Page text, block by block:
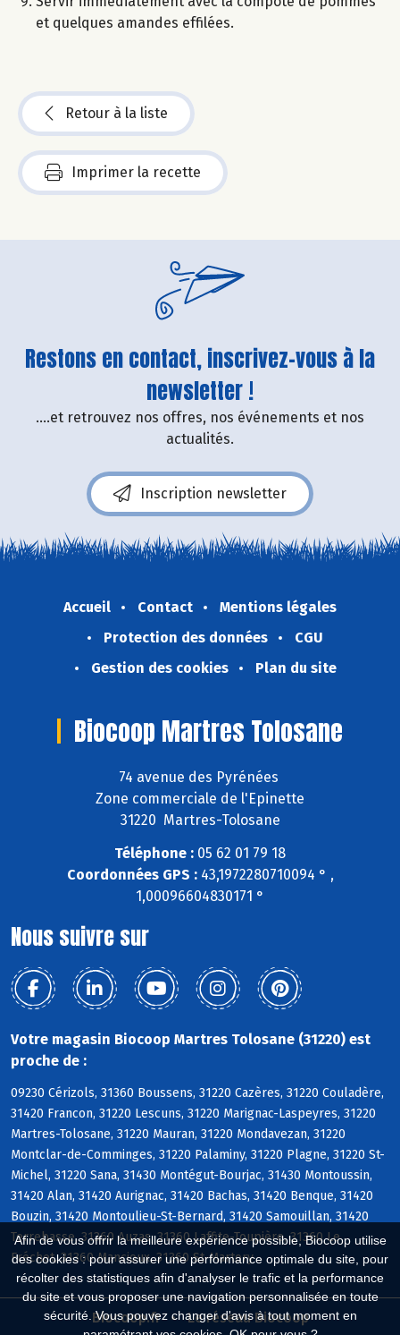
Afin de vous offrir la meilleure expérience possible, Biocoop utilise
des cookies : pour assurer une performance optimale du site, pour
récolter des statistiques afin d'analyser le trafic et la performance
du site et vous proposer une navigation personnalisée en toute
sécurité. Vous pouvez changer d'avis à tout moment en
et quelques amandes effilées.
Retour à la liste
Imprimer la recette
Restons en contact, inscrivez-vous à la
newsletter !
....et retrouvez nos offres, nos événements et nos
actualités.
Inscription newsletter
Accueil Contact
Mentions légales
Protection des données
CGU
Gestion des cookies
Plan du site
Biocoop Martres Tolosane
74 avenue des Pyrénées
Zone commerciale de l'Epinette
31220 Martres-Tolosane
Téléphone : 05 62 01 79 18
Coordonnées GPS :43,1972280710094 ° ,
1,00096604830171 °
Nous suivre sur
Votre magasin Biocoop Martres Tolosane (31220) est
proche de :
09230 Cérizols, 31360 Boussens, 31220 Cazères, 31220 Couladère,
31420 Francon, 31220 Lescuns, 31220 Marignac-Laspeyres, 31220
Martres-Tolosane, 31220 Mauran, 31220 Mondavezan, 31220
Montclar-de-Comminges, 31220 Palaminy, 31220 Plagne, 31220 St-
Michel, 31220 Sana, 31430 Montégut-Bourjac, 31430 Montoussin,
31420 Alan, 31420 Aurignac, 31420 Bachas, 31420 Benque, 31420
Bouzin, 31420 Montoulieu-St-Bernard, 31420 Samouillan, 31420
Terrebasse, 31360 Auzas, 31360 Laffite-Toupière, 31360 Le
Fréchet, 31360 Mancioux, 31360 St-Martory
Biocoop.fr Le réseau Biocoop